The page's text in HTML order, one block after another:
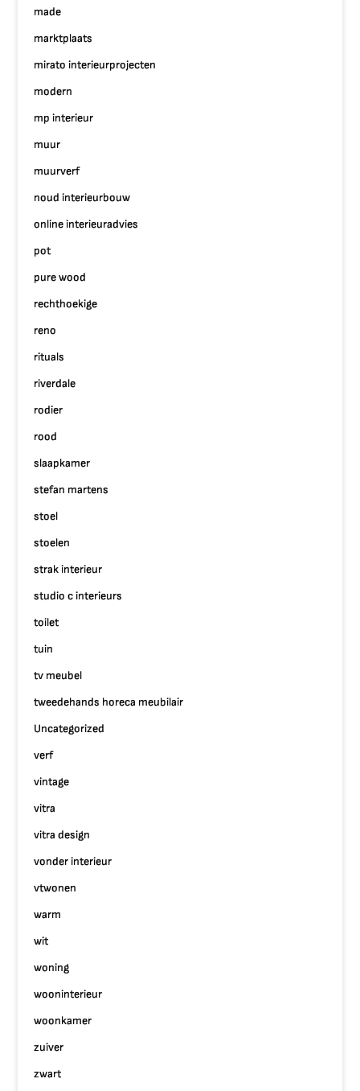
made
marktplaats
mirato interieurprojecten
modern
mp interieur
muur
muurverf
noud interieurbouw
online interieuradvies
pot
pure wood
rechthoekige
reno
rituals
riverdale
rodier
rood
slaapkamer
stefan martens
stoel
stoelen
strak interieur
studio c interieurs
toilet
tuin
tv meubel
tweedehands horeca meubilair
Uncategorized
verf
vintage
vitra
vitra design
vonder interieur
vtwonen
warm
wit
woning
wooninterieur
woonkamer
zuiver
zwart